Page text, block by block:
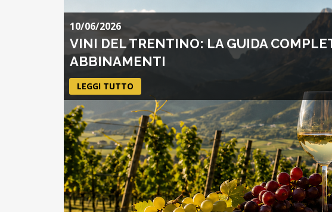
10/06/2026
VINI DEL TRENTINO: LA GUIDA
ABBINAMENTI
LEGGI TUTTO